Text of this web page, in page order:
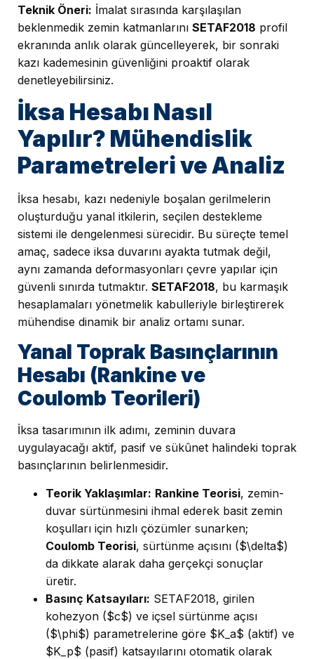
Teknik Öneri: İmalat sırasında karşılaşılan
beklenmedik zemin katmanlarını SETAF2018 profil
ekranında anlık olarak güncelleyerek, bir sonraki
kazı kademesinin güvenliğini proaktif olarak
denetleyebilirsiniz.
İksa Hesabı Nasıl
Yapılır? Mühendislik
Parametreleri ve Analiz
İksa hesabı, kazı nedeniyle boşalan gerilmelerin
oluşturduğu yanal itkilerin, seçilen destekleme
sistemi ile dengelenmesi sürecidir. Bu süreçte temel
amaç, sadece iksa duvarını ayakta tutmak değil,
aynı zamanda deformasyonları çevre yapılar için
güvenli sınırda tutmaktır. SETAF2018, bu karmaşık
hesaplamaları yönetmelik kabulleriyle birleştirerek
mühendise dinamik bir analiz ortamı sunar.
Yanal Toprak Basınçlarının
Hesabı (Rankine ve
Coulomb Teorileri)
İksa tasarımının ilk adımı, zeminin duvara
uygulayacağı aktif, pasif ve sükûnet halindeki toprak
basınçlarının belirlenmesidir.
Teorik Yaklaşımlar: Rankine Teorisi, zemin-
duvar sürtünmesini ihmal ederek basit zemin
koşulları için hızlı çözümler sunarken;
Coulomb Teorisi, sürtünme açısını ($\delta$)
da dikkate alarak daha gerçekçi sonuçlar
üretir.
Basınç Katsayıları: SETAF2018, girilen
kohezyon ($c$) ve içsel sürtünme açısı
($\phi$) parametrelerine göre $K_a$ (aktif) ve
$K_p$ (pasif) katsayılarını otomatik olarak